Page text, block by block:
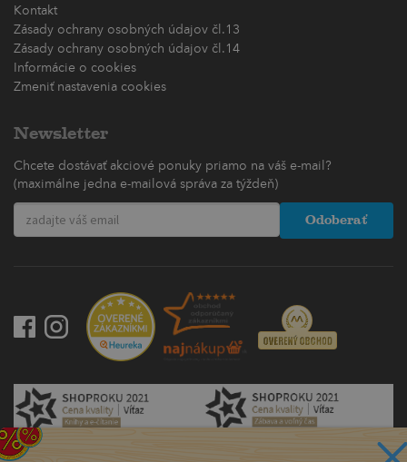
Kontakt
Zásady ochrany osobných údajov čl.13
Zásady ochrany osobných údajov čl.14
Informácie o cookies
Zmeniť nastavenia cookies
Newsletter
Chcete dostávať akciové ponuky priamo na váš e-mail?
(maximálne jedna e-mailová správa za týždeň)
Odoberať